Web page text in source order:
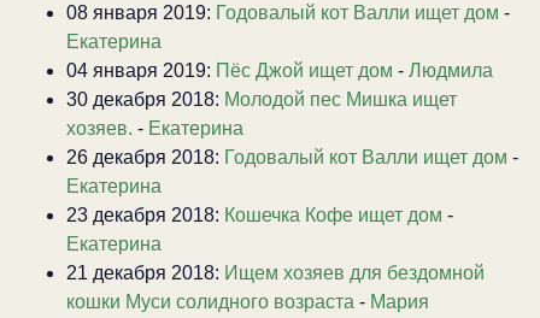
08 января 2019: Годовалый кот Валли ищет дом -
Екатерина
04 января 2019: Пёс Джой ищет дом - Людмила
30 декабря 2018: Молодой пес Мишка ищет
хозяев. - Екатерина
26 декабря 2018: Годовалый кот Валли ищет дом -
Екатерина
23 декабря 2018: Кошечка Кофе ищет дом -
Екатерина
21 декабря 2018: Ищем хозяев для бездомной
кошки Муси солидного возраста - Мария